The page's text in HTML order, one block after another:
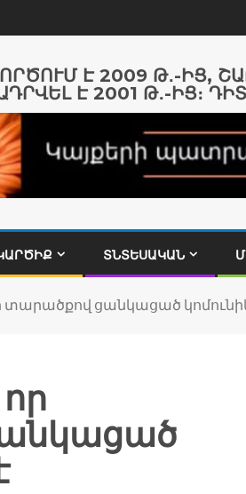
Է 2009 Թ․-ԻՑ,
Է 2001 Թ․-ԻՑ։
ՏՆՏԵՍԱԿԱՆ
տարածքով ցանկացած